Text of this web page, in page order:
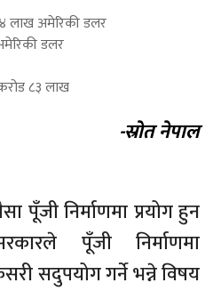
लाख अमेरिकी डलर
डलर
८३ लाख
नेपाल
पूँजी निर्माणमा प्रयोग हुन
पूँजी निर्माणमा
सदुपयोग गर्ने भन्ने विषय